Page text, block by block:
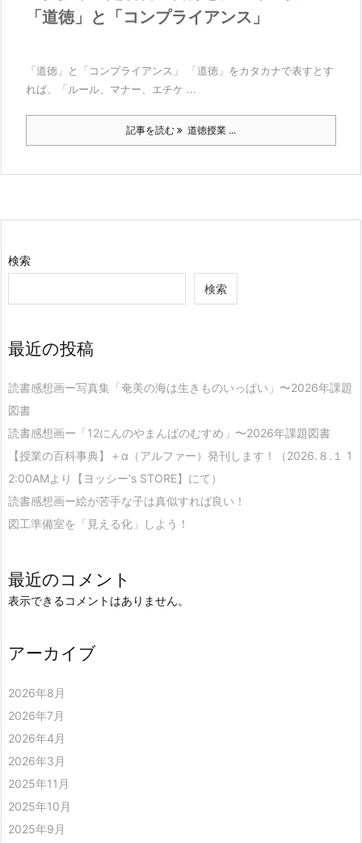
「道徳」と「コンプライアンス」
「道徳」と「コンプライアンス」 「道徳」をカタカナで表すとす
れば、「ルール、マナー、エチケ ...
記事を読む 道徳授業 ...
検索
検索
最近の投稿
読書感想画ー写真集「奄美の海は生きものいっぱい」〜2026年課題
図書
読書感想画ー「12にんのやまんばのむすめ」〜2026年課題図書
【授業の百科事典】＋α（アルファー）発刊します！（2026.８.１ 1
2:00AMより【ヨッシー’s STORE】にて）
読書感想画ー絵が苦手な子は真似すれば良い！
図工準備室を「見える化」しよう！
最近のコメント
表示できるコメントはありません。
アーカイブ
2026年8月
2026年7月
2026年4月
2026年3月
2025年11月
2025年10月
2025年9月